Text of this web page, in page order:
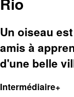
Un oiseau
amis à
d'une belle
Intermédiaire+